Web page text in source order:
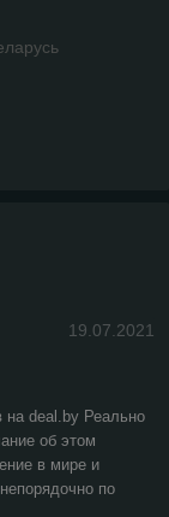
19.07.2021
на deal.by Реально
об этом
в мире и
по